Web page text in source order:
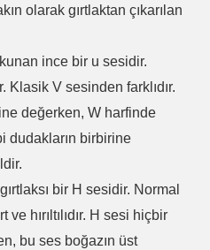
olarak gırtlaktan çıkarılan
ince bir u sesidir.
Klasik V sesinden farklıdır.
değerken, W harfinde
dudakların birbirine
bir H sesidir. Normal
hırıltılıdır. H sesi hiçbir
bu ses boğazın üst